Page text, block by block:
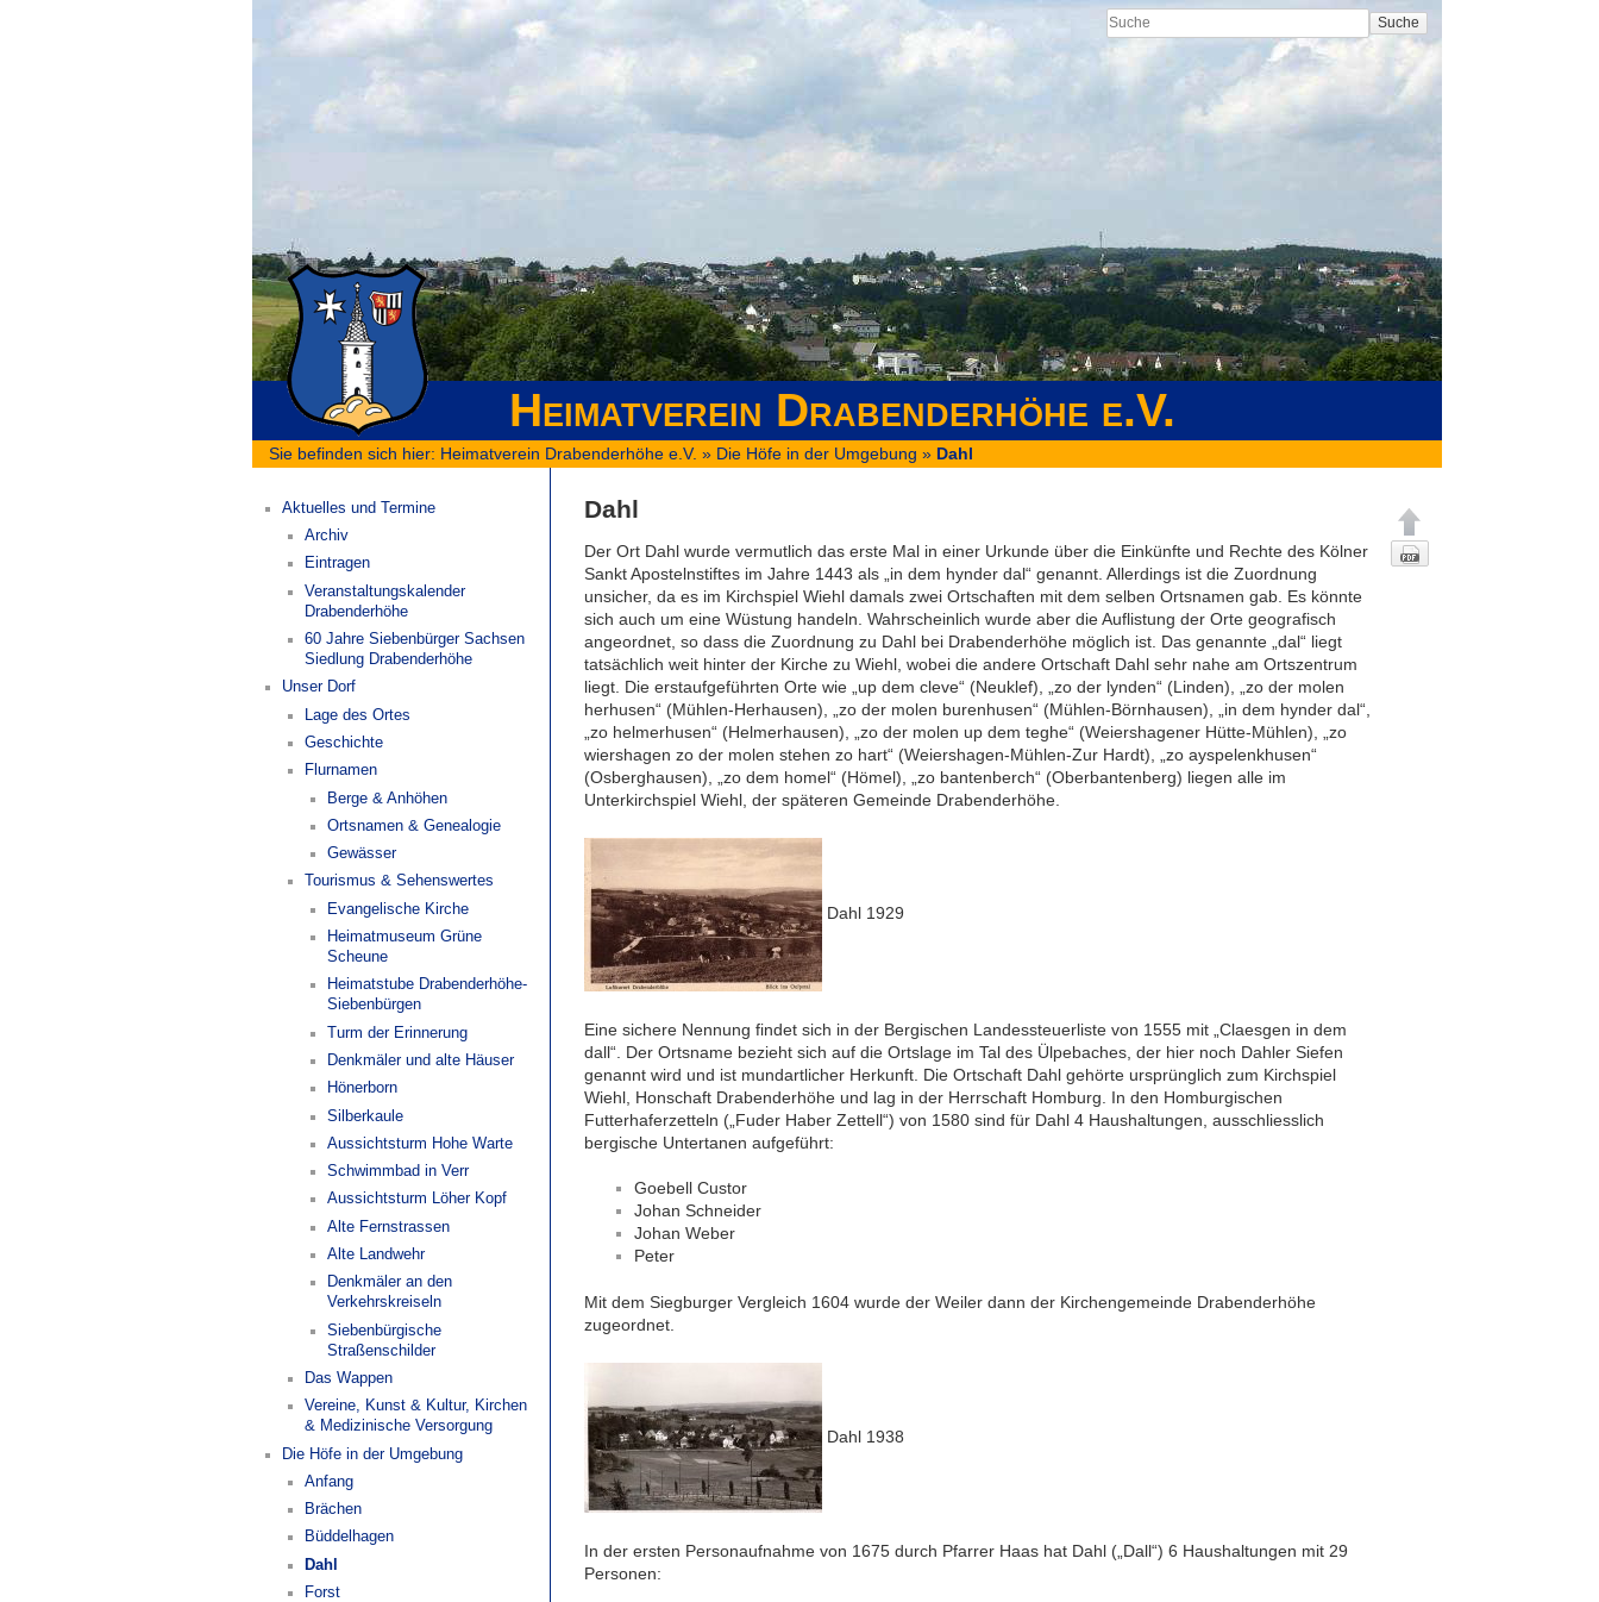
Heimatverein Drabenderhöhe e.V.
Suche
Sie befinden sich hier: Heimatverein Drabenderhöhe e.V. » Die Höfe in der Umgebung » Dahl
Aktuelles und Termine
Archiv
Eintragen
Veranstaltungskalender
Drabenderhöhe
60 Jahre Siebenbürger Sachsen
Siedlung Drabenderhöhe
Unser Dorf
Lage des Ortes
Geschichte
Flurnamen
Berge & Anhöhen
Ortsnamen & Genealogie
Gewässer
Tourismus & Sehenswertes
Evangelische Kirche
Heimatmuseum Grüne
Scheune
Heimatstube Drabenderhöhe-
Siebenbürgen
Turm der Erinnerung
Denkmäler und alte Häuser
Hönerborn
Silberkaule
Aussichtsturm Hohe Warte
Schwimmbad in Verr
Aussichtsturm Löher Kopf
Alte Fernstrassen
Alte Landwehr
Denkmäler an den
Verkehrskreiseln
Siebenbürgische
Straßenschilder
Das Wappen
Vereine, Kunst & Kultur, Kirchen
& Medizinische Versorgung
Die Höfe in der Umgebung
Anfang
Brächen
Büddelhagen
Dahl
Forst
Dahl
Der Ort Dahl wurde vermutlich das erste Mal in einer Urkunde über die Einkünfte und Rechte des Kölner
Sankt Apostelnstiftes im Jahre 1443 als „in dem hynder dal“ genannt. Allerdings ist die Zuordnung
unsicher, da es im Kirchspiel Wiehl damals zwei Ortschaften mit dem selben Ortsnamen gab. Es könnte
sich auch um eine Wüstung handeln. Wahrscheinlich wurde aber die Auflistung der Orte geografisch
angeordnet, so dass die Zuordnung zu Dahl bei Drabenderhöhe möglich ist. Das genannte „dal“ liegt
tatsächlich weit hinter der Kirche zu Wiehl, wobei die andere Ortschaft Dahl sehr nahe am Ortszentrum
liegt. Die erstaufgeführten Orte wie „up dem cleve“ (Neuklef), „zo der lynden“ (Linden), „zo der molen
herhusen“ (Mühlen-Herhausen), „zo der molen burenhusen“ (Mühlen-Börnhausen), „in dem hynder dal“,
„zo helmerhusen“ (Helmerhausen), „zo der molen up dem teghe“ (Weiershagener Hütte-Mühlen), „zo
wiershagen zo der molen stehen zo hart“ (Weiershagen-Mühlen-Zur Hardt), „zo ayspelenkhusen“
(Osberghausen), „zo dem homel“ (Hömel), „zo bantenberch“ (Oberbantenberg) liegen alle im
Unterkirchspiel Wiehl, der späteren Gemeinde Drabenderhöhe.
Dahl 1929
Eine sichere Nennung findet sich in der Bergischen Landessteuerliste von 1555 mit „Claesgen in dem
dall“. Der Ortsname bezieht sich auf die Ortslage im Tal des Ülpebaches, der hier noch Dahler Siefen
genannt wird und ist mundartlicher Herkunft. Die Ortschaft Dahl gehörte ursprünglich zum Kirchspiel
Wiehl, Honschaft Drabenderhöhe und lag in der Herrschaft Homburg. In den Homburgischen
Futterhaferzetteln („Fuder Haber Zettell“) von 1580 sind für Dahl 4 Haushaltungen, ausschliesslich
bergische Untertanen aufgeführt:
Goebell Custor
Johan Schneider
Johan Weber
Peter
Mit dem Siegburger Vergleich 1604 wurde der Weiler dann der Kirchengemeinde Drabenderhöhe
zugeordnet.
Dahl 1938
In der ersten Personaufnahme von 1675 durch Pfarrer Haas hat Dahl („Dall“) 6 Haushaltungen mit 29
Personen: